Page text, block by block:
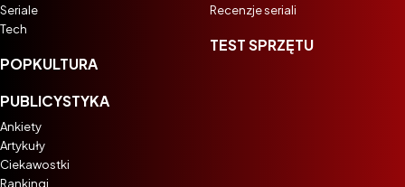
Seriale
Tech
POPKULTURA
PUBLICYSTYKA
Ankiety
Artykuły
Ciekawostki
Rankingi
Recenzje seriali
TEST SPRZĘTU